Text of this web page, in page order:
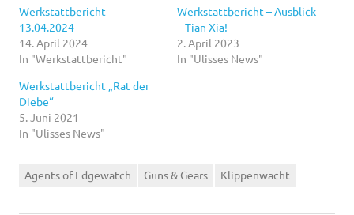
Werkstattbericht
13.04.2024
14. April 2024
In "Werkstattbericht"
Werkstattbericht – Ausblick
– Tian Xia!
2. April 2023
In "Ulisses News"
Werkstattbericht „Rat der
Diebe“
5. Juni 2021
In "Ulisses News"
Agents of Edgewatch Guns & Gears Klippenwacht